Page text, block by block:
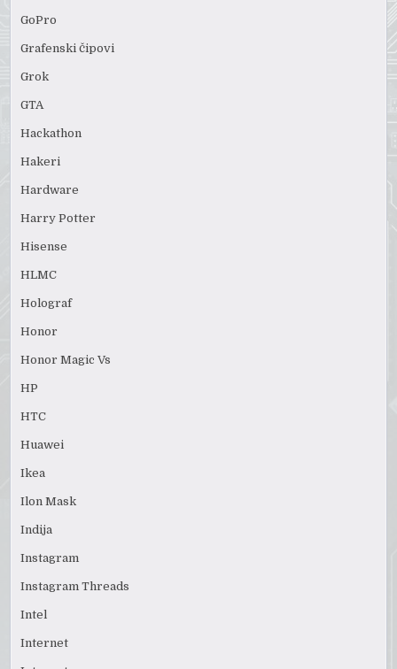
GoPro
Grafenski čipovi
Grok
GTA
Hackathon
Hakeri
Hardware
Harry Potter
Hisense
HLMC
Holograf
Honor
Honor Magic Vs
HP
HTC
Huawei
Ikea
Ilon Mask
Indija
Instagram
Instagram Threads
Intel
Internet